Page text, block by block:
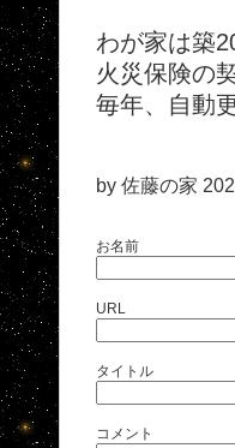
わが家は築
火災保険の
毎年、自動
by 佐藤の家
お名前
URL
タイトル
コメント